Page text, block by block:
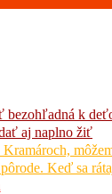
bezohľadná k
aj naplno žiť
Keď sa